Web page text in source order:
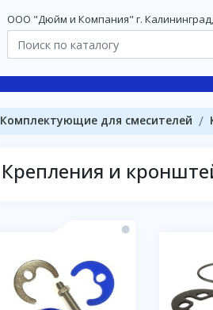
OOO "Дюйм и Компания" г.
Комплектующие для смесителей
Крепления и